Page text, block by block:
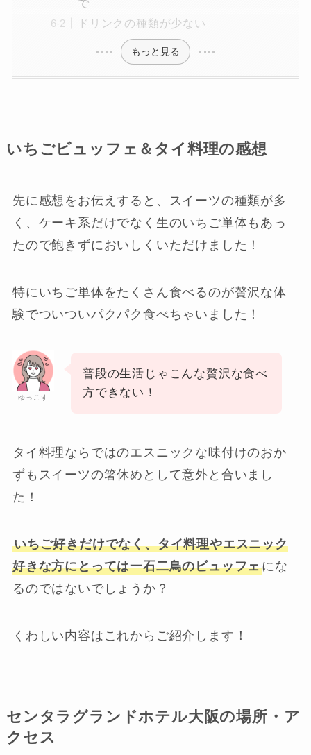
で
ドリンクの種類が少ない
もっと見る
いちごビュッフェ＆タイ料理の感想
先に感想をお伝えすると、スイーツの種類が多
く、ケーキ系だけでなく生のいちご単体もあっ
たので飽きずにおいしくいただけました！
特にいちご単体をたくさん食べるのが贅沢な体
験でついついパクパク食べちゃいました！
ゆっこす
普段の生活じゃこんな贅沢な食べ
方できない！
タイ料理ならではのエスニックな味付けのおか
ずもスイーツの箸休めとして意外と合いまし
た！
いちご好きだけでなく、タイ料理やエスニック
好きな方にとっては一石二鳥のビュッフェにな
るのではないでしょうか？
くわしい内容はこれからご紹介します！
センタラグランドホテル大阪の場所・ア
クセス